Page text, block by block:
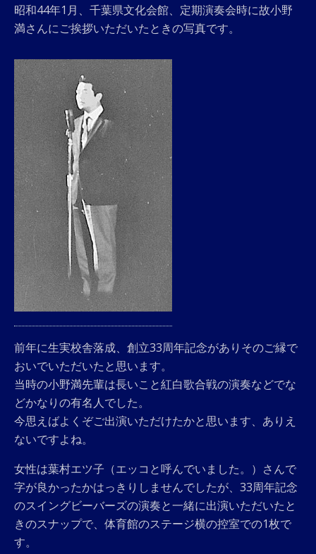
昭和44年1月、千葉県文化会館、定期演奏会時に故小野
満さんにご挨拶いただいたときの写真です。
前年に生実校舎落成、創立33周年記念がありそのご縁で
おいでいただいたと思います。
当時の小野満先輩は長いこと紅白歌合戦の演奏などでな
どかなりの有名人でした。
今思えばよくぞご出演いただけたかと思います、ありえ
ないですよね。
女性は葉村エツ子（エッコと呼んでいました。）さんで
字が良かったかはっきりしませんでしたが、33周年記念
のスイングビーバーズの演奏と一緒に出演いただいたと
きのスナップで、体育館のステージ横の控室での1枚で
す。